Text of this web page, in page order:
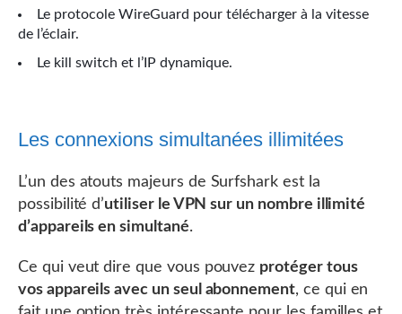
Le protocole WireGuard pour télécharger à la vitesse
de l’éclair.
Le kill switch et l’IP dynamique.
Les connexions simultanées illimitées
L’un des atouts majeurs de Surfshark est la
possibilité d’utiliser le VPN sur un nombre illimité
d’appareils en simultané.
Ce qui veut dire que vous pouvez protéger tous
vos appareils avec un seul abonnement, ce qui en